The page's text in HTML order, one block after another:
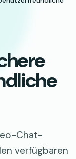
Chat-
verfügbaren